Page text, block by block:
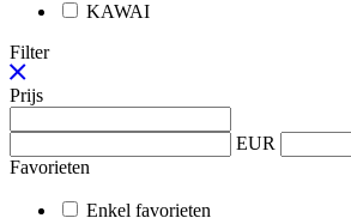
KAWAI
Filter
Prijs
EUR
Favorieten
Enkel favorieten